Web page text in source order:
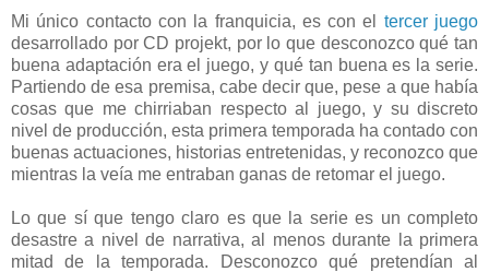
Mi único contacto con la franquicia, es con el tercer juego
desarrollado por CD projekt, por lo que desconozco qué tan
buena adaptación era el juego, y qué tan buena es la serie.
Partiendo de esa premisa, cabe decir que, pese a que había
cosas que me chirriaban respecto al juego, y su discreto
nivel de producción, esta primera temporada ha contado con
buenas actuaciones, historias entretenidas, y reconozco que
mientras la veía me entraban ganas de retomar el juego.
Lo que sí que tengo claro es que la serie es un completo
desastre a nivel de narrativa, al menos durante la primera
mitad de la temporada. Desconozco qué pretendían al